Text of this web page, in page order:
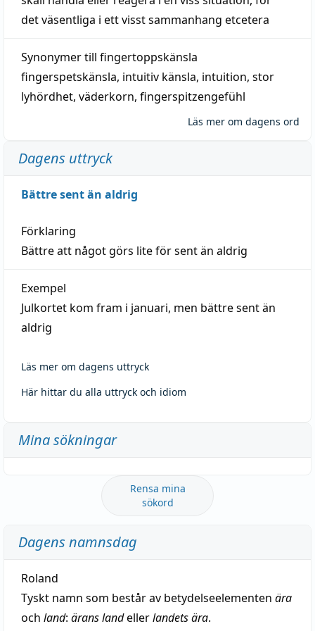
det väsentliga i ett visstsammanhang etcetera
Synonymer till fingertoppskänsla
fingerspetskänsla, intuitiv känsla, intuition, stor
lyhördhet, väderkorn, fingerspitzengefühl
Läs mer om dagens ord
Dagens uttryck
Bättre sent än aldrig
Förklaring
Bättre att något görs lite för sent än aldrig
Exempel
Julkortet kom fram i januari, men bättre sent än
aldrig
Läs mer om dagens uttryck
Här hittar du alla uttryck och idiom
Mina sökningar
Rensa mina
sökord
Dagens namnsdag
Roland
Tyskt namn som består av betydelseelementen ära
och land: ärans landellerlandets ära.